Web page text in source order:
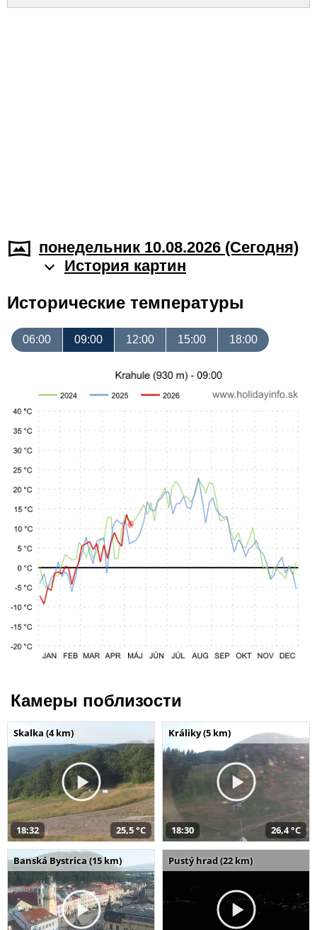
понедельник 10.08.2026 (Cегодня)
История картин
Исторические температуры
06:00 09:00 12:00 15:00 18:00
Камеры поблизости
Skalka (4 km)
18:32 25,5 °C
Králiky (5 km)
18:30 26,4 °C
Banská Bystrica (15 km) Pustý hrad (22 km)